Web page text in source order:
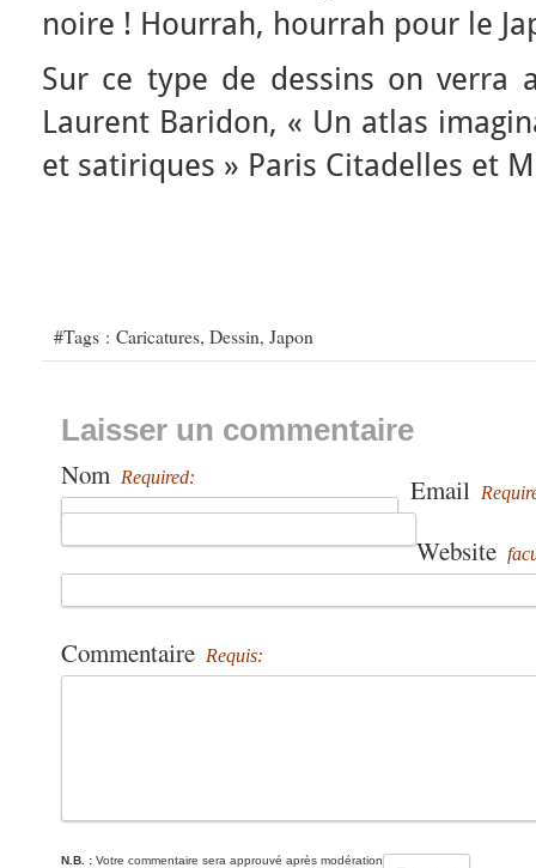
noire ! Hourrah, hourrah pour le
Sur ce type de dessins on verra
Laurent Baridon, « Un atlas
et satiriques » Paris Citadelles et
#Tags : Caricatures, Dessin, Japon
Laisser un commentaire
Nom Required: Email
Website
Commentaire Requis:
N.B. : Votre commentaire sera approuvé après modération